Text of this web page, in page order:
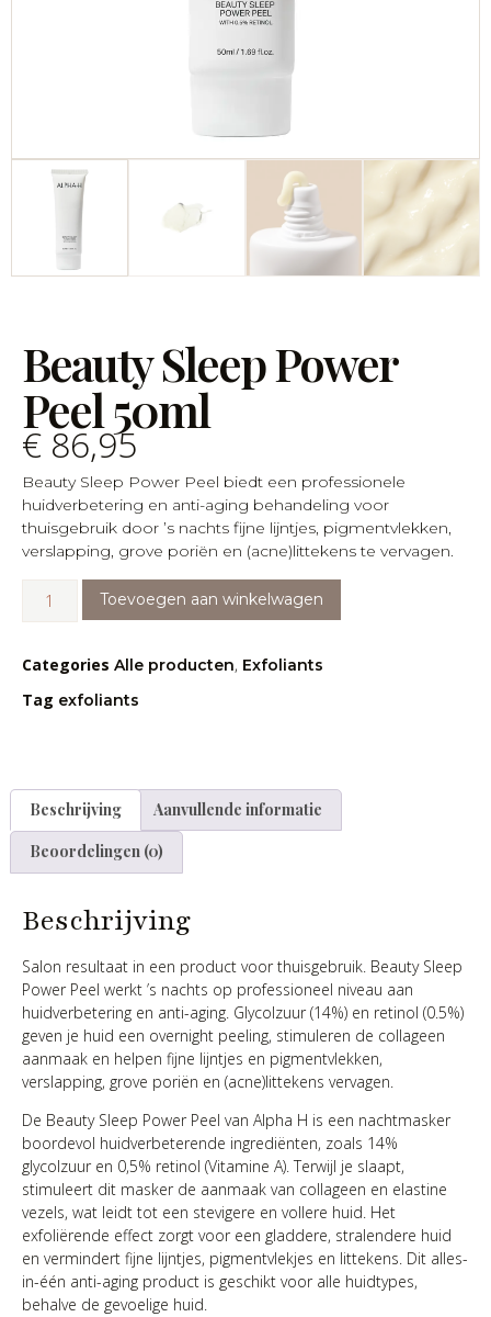
Beauty Sleep Power
Peel 50ml
€ 86,95
Beauty Sleep Power Peel biedt een professionele
huidverbetering en anti-aging behandeling voor
thuisgebruik door ’s nachts fijne lijntjes, pigmentvlekken,
verslapping, grove poriën en (acne)littekens te vervagen.
Toevoegen aan winkelwagen
Categories Alle producten, Exfoliants
Tag exfoliants
Beschrijving Aanvullende informatie
Beoordelingen (0)
Beschrijving
Salon resultaat in een product voor thuisgebruik. Beauty Sleep
Power Peel werkt ’s nachts op professioneel niveau aan
huidverbetering en anti-aging. Glycolzuur (14%) en retinol (0.5%)
geven je huid een overnight peeling, stimuleren de collageen
aanmaak en helpen fijne lijntjes en pigmentvlekken,
verslapping, grove poriën en (acne)littekens vervagen.
De Beauty Sleep Power Peel van Alpha H is een nachtmasker
boordevol huidverbeterende ingrediënten, zoals 14%
glycolzuur en 0,5% retinol (Vitamine A). Terwijl je slaapt,
stimuleert dit masker de aanmaak van collageen en elastine
vezels, wat leidt tot een stevigere en vollere huid. Het
exfoliërende effect zorgt voor een gladdere, stralendere huid
en vermindert fijne lijntjes, pigmentvlekjes en littekens. Dit alles-
in-één anti-aging product is geschikt voor alle huidtypes,
behalve de gevoelige huid.